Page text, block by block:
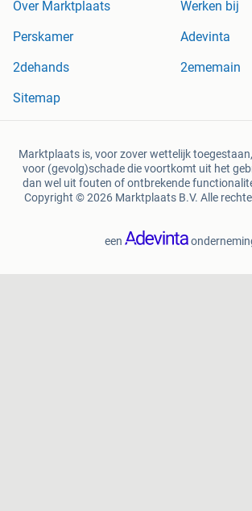
Over Marktplaats
Werken bij
Perskamer
Adevinta
2dehands
2ememain
Sitemap
Marktplaats is, voor zover wettelijk
voor (gevolg)schade die voortkomt uit het
dan wel uit fouten of ontbrekende
Copyright © 2026 Marktplaats B.V. Alle
een